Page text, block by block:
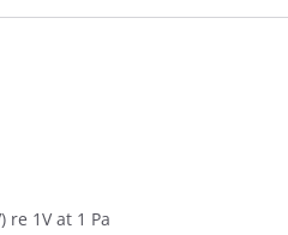
re 1V at 1 Pa